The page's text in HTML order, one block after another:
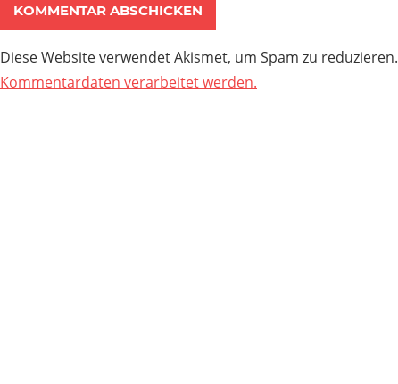
Diese Website verwendet Akismet, um Spam zu reduzieren.
Kommentardaten verarbeitet werden.